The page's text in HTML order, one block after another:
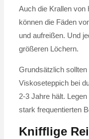
Auch die Krallen von
können die Fäden
und aufreißen. Und
größeren Löchern.
Grundsätzlich
Viskoseteppich bei
2-3 Jahre hält.
stark frequentierten
Knifflige